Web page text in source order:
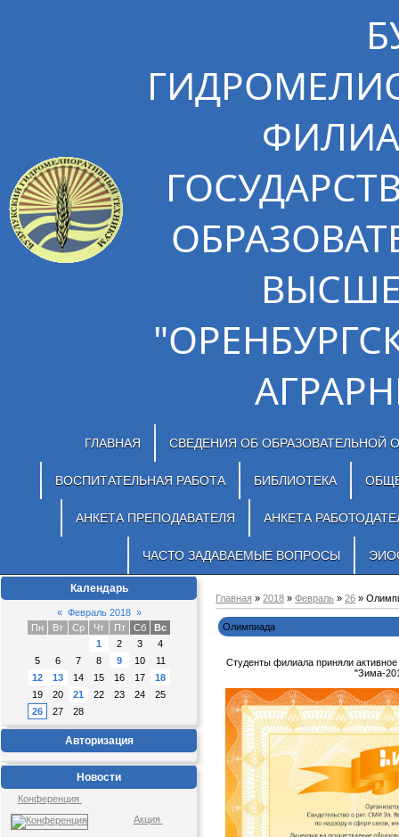
ГЛАВНАЯ СВЕДЕНИЯ ОБ ОБРАЗОВАТЕЛЬНОЙ
ВОСПИТАТЕЛЬНАЯ РАБОТА БИБЛИОТЕКА
АНКЕТА ПРЕПОДАВАТЕЛЯ АНКЕТА
ЧАСТО ЗАДАВАЕМЫЕ ВОПРОСЫ
Календарь
« Февраль 2018 »
Пн
Вт Ср Чт Пт Сб
Вс
1
2 3
4
5
6 7 8 9 10
11
12
13 14 15 16 17
18
19
20 21 22 23 24
25
26
27 28
Авторизация
Новости
Конференция
Акция
Главная » 2018 » Февраль » 26 »
Олимпиада
Студенты филиала приняли
"Зима-